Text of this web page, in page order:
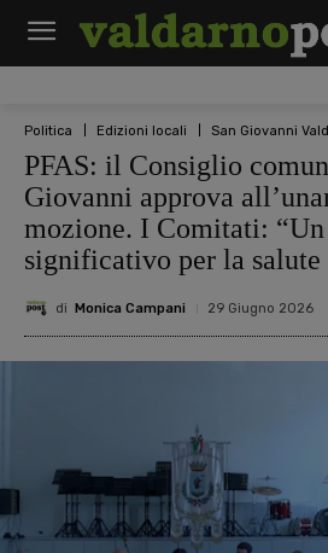
Politica Edizioni locali San Giovanni
PFAS: il Consiglio
Giovanni approva
mozione. I Comitati: “Un
significativo per la salute
di Monica Campani 29 Giugno 2026